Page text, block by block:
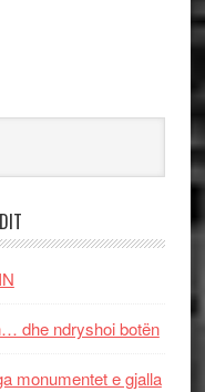
dhe ndryshoi botën
monumentet e gjalla